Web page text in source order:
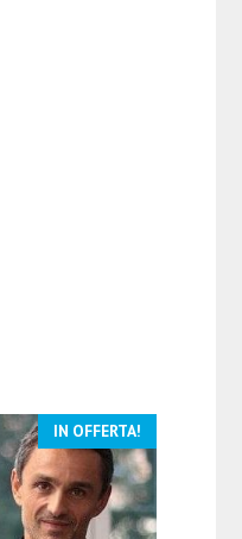
IN OFFERTA!